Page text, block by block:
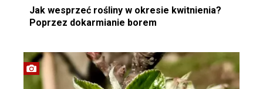
Jak wesprzeć rośliny w okresie kwitnienia?
Poprzez dokarmianie borem